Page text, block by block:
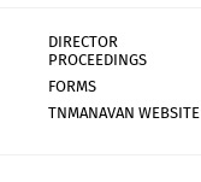
DIRECTOR
PROCEEDINGS
FORMS
TNMANAVAN WEBSITE